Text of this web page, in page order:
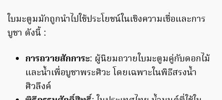
ใบมะตูมมักถูกนำไปใช้ประโยชน์ในเชิงความเชื่อและการ
บูชา ดังนี้ :
การถวายสักการะ: ผู้นิยมถวายใบมะตูมคู่กับดอกไม้
และน้ำเพื่อบูชาพระศิวะ โดยเฉพาะในพิธีสรงน้ำ
ศิวลึงค์